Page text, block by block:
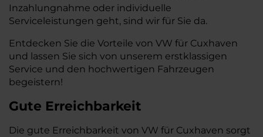
Inzahlungnahme oder individuelle
Serviceleistungen geht, sind wir für Sie da.
Entdecken Sie die Vorteile von VW für Cuxhaven
und lassen Sie sich von unserem erstklassigen
Service und den hochwertigen Fahrzeugen
begeistern!
Gute Erreichbarkeit
Die gute Erreichbarkeit von VW für Cuxhaven sorgt